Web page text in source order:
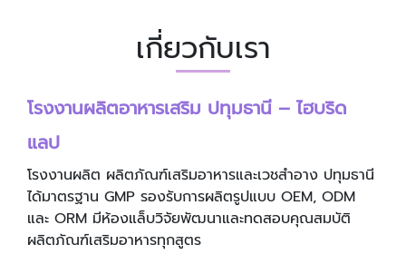
เกี่ยวกับเรา
โรงงานผลิตอาหารเสริม ปทุมธานี – ไฮบริด
แลป
โรงงานผลิต ผลิตภัณฑ์เสริมอาหารและเวชสำอาง ปทุมธานี
ได้มาตรฐาน GMP รองรับการผลิตรูปแบบ OEM, ODM
และ ORM มีห้องแล็บวิจัยพัฒนาและทดสอบคุณสมบัติ
ผลิตภัณฑ์เสริมอาหารทุกสูตร